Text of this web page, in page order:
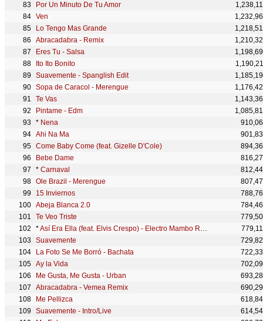
Por Un Minuto De Tu Amor
Ven
Lo Tengo Mas Grande
Abracadabra - Remix
Eres Tu - Salsa
Ito Ito Bonito
Suavemente - Spanglish Edit
Sopa de Caracol - Merengue
Te Vas
Pintame - Edm
* Nena
Ahi Na Ma
Come Baby Come (feat. Gizelle D'Cole)
Bebe Dame
* Carnaval
Ole Brazil - Merengue
15 Inviernos
Abeja Blanca 2.0
Te Veo Triste
*Así Era Ella (feat. Elvis Crespo) - Electro Mambo Remix
Suavemente
La Foto Se Me Borró - Bachata
Ay la Vida
Me Gusta, Me Gusta - Urban
Abracadabra - Vemea Remix
Me Pellizca
Suavemente - Intro/Live